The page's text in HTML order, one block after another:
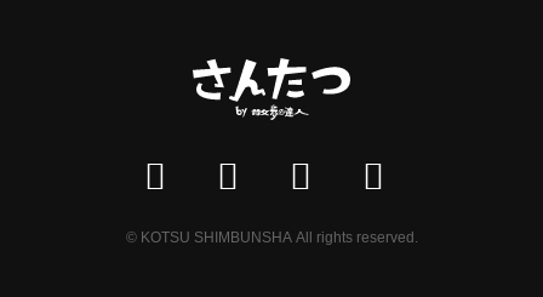
© KOTSU SHIMBUNSHA All rights reserved.